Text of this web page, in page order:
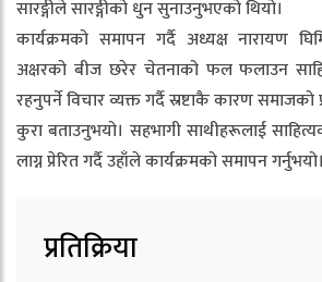
सारङ्गीले सारङ्गीको धुन सुनाउनुभएको थियो।
कार्यक्रमको समापन गर्दै अध्यक्ष नारायण
अक्षरको बीज छरेर चेतनाको फल फलाउन
रहनुपर्ने विचार व्यक्त गर्दै स्रष्टाकै कारण
कुरा बताउनुभयो। सहभागी साथीहरूलाई
लाग्न प्रेरित गर्दै उहाँले कार्यक्रमको समापन गर्नुभयो।
प्रतिक्रिया